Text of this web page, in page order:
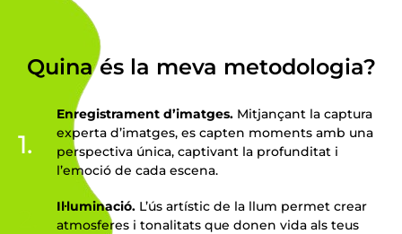
Quina és la meva metodologia?
1.
Enregistrament d’imatges.Mitjançant la captura
experta d’imatges, es capten moments amb una
perspectiva única, captivant la profunditat i
l’emoció de cada escena.
Il·luminació.L’ús artístic de la llum permet crear
atmosferes i tonalitats que donen vida als teus